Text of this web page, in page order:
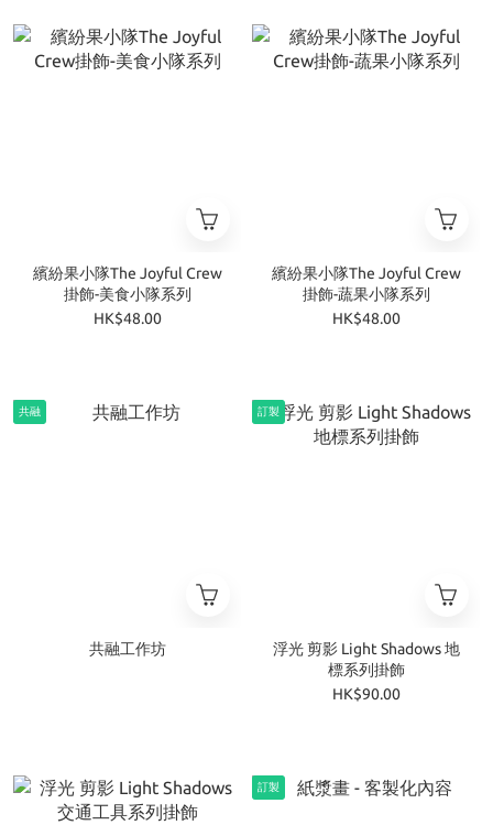
繽紛果小隊The Joyful Crew
掛飾-美食小隊系列
HK$48.00
繽紛果小隊The Joyful Crew
掛飾-蔬果小隊系列
HK$48.00
共融
共融工作坊
訂製
浮光 剪影 Light Shadows 地
標系列掛飾
HK$90.00
訂製